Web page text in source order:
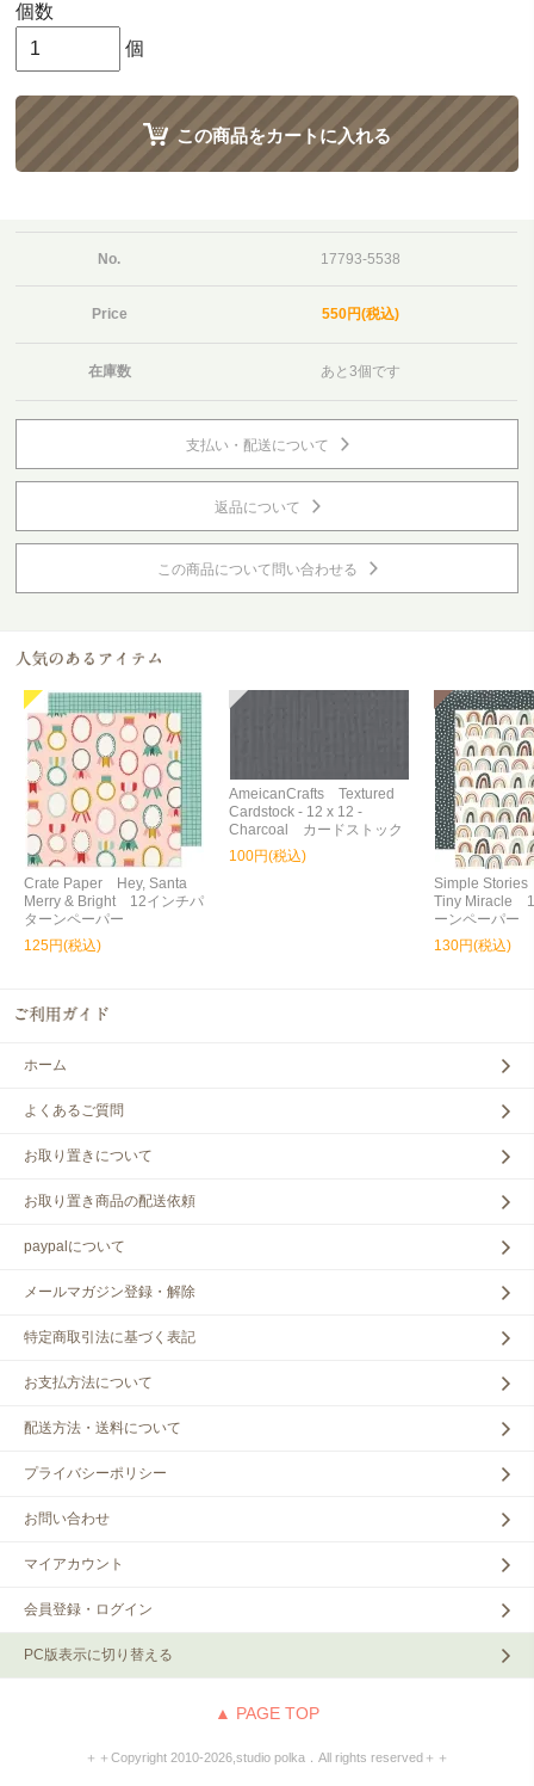
個数
個
この商品をカートに入れる
No. 17793-5538
Price 550円(税込)
在庫数 あと3個です
支払い・配送について
返品について
この商品について問い合わせる
Crate Paper Hey, Santa
Merry & Bright 12インチパ
ターンペーパー
125円(税込)
AmeicanCrafts Textured
Cardstock - 12 x 12 -
Charcoal カードストック
100円(税込)
Simple
Tiny Miracle
ーンペーパー
130円(税込)
ホーム
よくあるご質問
お取り置きについて
お取り置き商品の配送依頼
paypalについて
メールマガジン登録・解除
特定商取引法に基づく表記
お支払方法について
配送方法・送料について
プライバシーポリシー
お問い合わせ
マイアカウント
会員登録・ログイン
PC版表示に切り替える
▲ PAGE TOP
＋＋Copyright 2010‐2026,studio polka．All rights reserved＋＋